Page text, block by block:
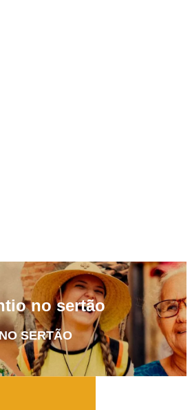
no sertão
SERTÃO